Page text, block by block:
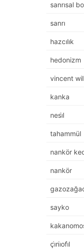
sanrısal
sanrı
hazcılık
hedonizm
vincent
kanka
nesi̇l
tahammül
nankör
nankör
sayko
çi̇ni̇ofi̇l